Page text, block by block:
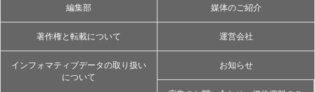
編集部 媒体のご紹介
著作権と転載について 運営会社
インフォマティブデータの取り扱い
について
お知らせ